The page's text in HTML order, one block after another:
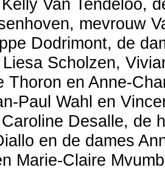
Van Tendeloo,
mevrouw
Dodrimont, de
Scholzen,
Thoron en Anne-
Paul Wahl en
Desalle, de
en de dames
Marie-Claire